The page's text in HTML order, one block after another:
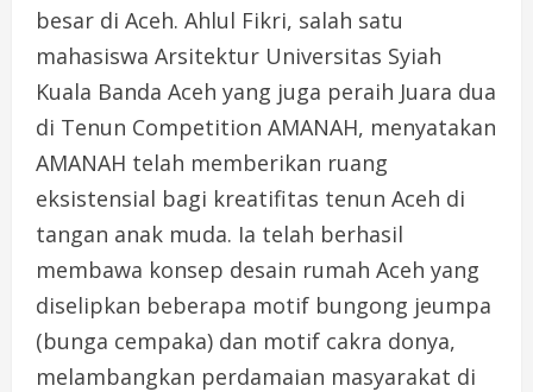
besar di Aceh. Ahlul Fikri, salah satu
mahasiswa Arsitektur Universitas Syiah
Kuala Banda Aceh yang juga peraih Juara dua
di Tenun Competition AMANAH, menyatakan
AMANAH telah memberikan ruang
eksistensial bagi kreatifitas tenun Aceh di
tangan anak muda. Ia telah berhasil
membawa konsep desain rumah Aceh yang
diselipkan beberapa motif bungong jeumpa
(bunga cempaka) dan motif cakra donya,
melambangkan perdamaian masyarakat di